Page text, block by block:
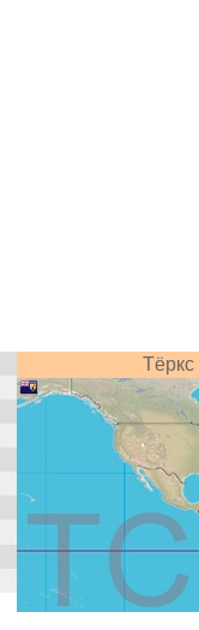
Тёркс